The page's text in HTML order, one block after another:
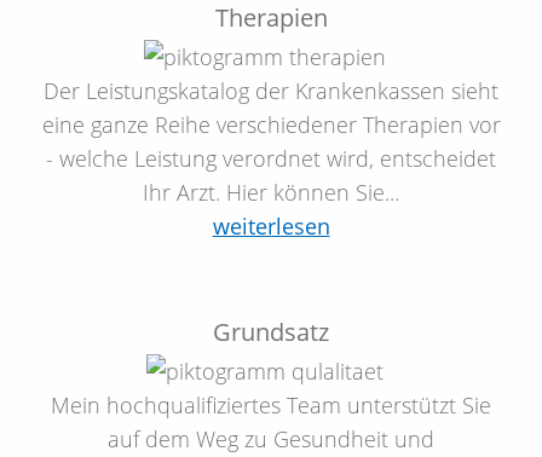
Therapien
Der Leistungskatalog der Krankenkassen sieht
eine ganze Reihe verschiedener Therapien vor
- welche Leistung verordnet wird, entscheidet
Ihr Arzt. Hier können Sie...
weiterlesen
Grundsatz
Mein hochqualifiziertes Team unterstützt Sie
auf dem Weg zu Gesundheit und